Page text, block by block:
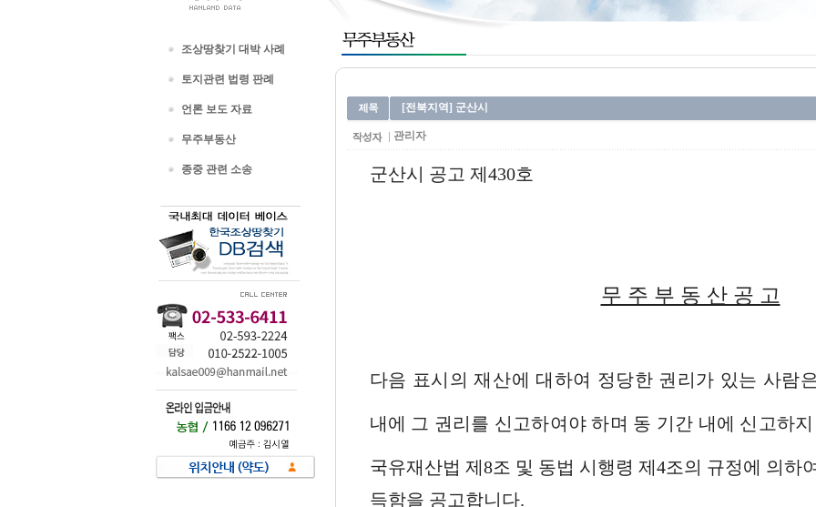
조상땅찾기 대박 사례
토지관련 법령 판례
언론 보도 자료
무주부동산
종중 관련 소송
[전북지역] 군산시
관리자
군산시 공고 제430호
무 주 부 동 산 공 고
다음 표시의 재산에 대하여 정당한 권리가 있는 사람
내에 그 권리를 신고하여야 하며 동 기간 내에 신고하
국유재산법 제8조 및 동법 시행령 제4조의 규정에 의하
득함을 공고합니다.